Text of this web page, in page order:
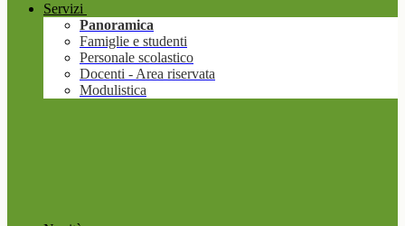
Servizi
Panoramica
Famiglie e studenti
Personale scolastico
Docenti - Area riservata
Modulistica